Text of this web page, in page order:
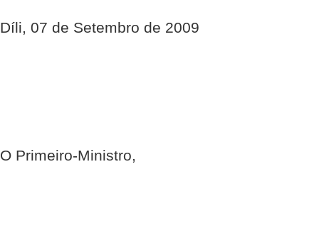
Díli, 07 de Setembro de 2009
O Primeiro-Ministro,